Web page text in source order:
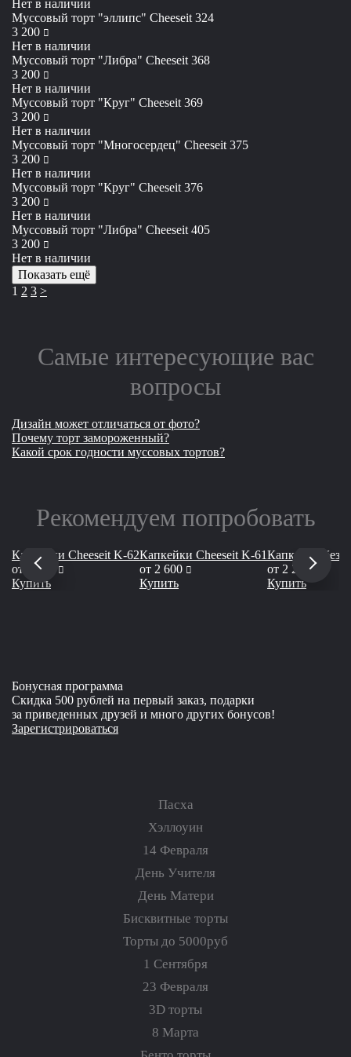
Нет в наличии
Муссовый торт "эллипс" Cheeseit 324
3 200 руб
Нет в наличии
Муссовый торт "Либра" Cheeseit 368
3 200 руб
Нет в наличии
Муссовый торт "Круг" Cheeseit 369
3 200 руб
Нет в наличии
Муссовый торт "Многосердец" Cheeseit 375
3 200 руб
Нет в наличии
Муссовый торт "Круг" Cheeseit 376
3 200 руб
Нет в наличии
Муссовый торт "Либра" Cheeseit 405
3 200 руб
Нет в наличии
Показать ещё
1 2 3 >
Самые интересующие вас
вопросы
Дизайн может отличаться от фото?
Почему торт замороженный?
Какой срок годности муссовых тортов?
Рекомендуем попробовать
Капкейки Cheeseit K-62
от
2 600
руб
Купить
Капкейки Cheeseit K-61
от 2 600 руб
Купить
Капкейки без
от 2 200
Купить
Бонусная программа
Скидка 500 рублей на первый заказ, подарки
за приведенных друзей и много других бонусов!
Зарегистрироваться
Пасха
Хэллоуин
14 Февраля
День Учителя
День Матери
Бисквитные торты
Торты до 5000руб
1 Сентября
23 Февраля
3D торты
8 Марта